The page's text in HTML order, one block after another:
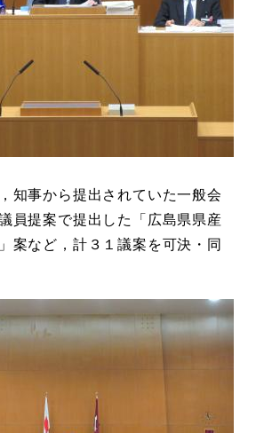
知事から提出されていた一般会
員提案で提出した「広島県県産
案など，計３１議案を可決・同